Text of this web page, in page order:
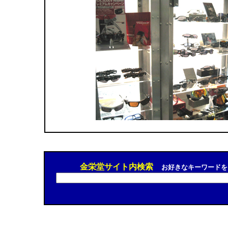
金栄堂サイト内検索 お好きなキーワード